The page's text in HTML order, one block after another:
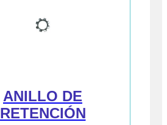
ANILLO DE
RETENCIÓN